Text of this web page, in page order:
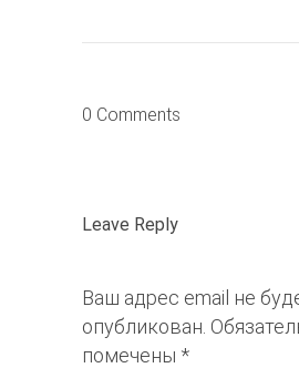
0 Comments
Leave Reply
Ваш адрес email не
опубликован.
помечены *